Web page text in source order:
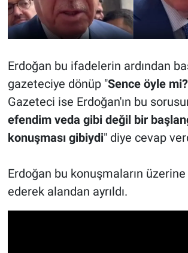
Erdoğan bu ifadelerin ardından
gazeteciye dönüp "Sence öyle mi?
Gazeteci ise Erdoğan'ın bu
efendim veda gibi değil bir
konuşması gibiydi" diye cevap
Erdoğan bu konuşmaların
ederek alandan ayrıldı.